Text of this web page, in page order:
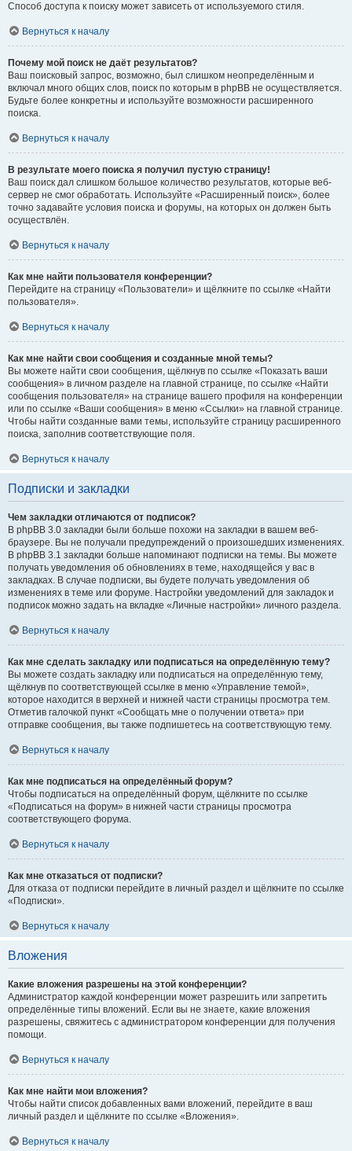
Способ доступа к поиску может зависеть от используемого стиля.
Вернуться к началу
Почему мой поиск не даёт результатов?
Ваш поисковый запрос, возможно, был слишком неопределённым и
включал много общих слов, поиск по которым в phpBB не осуществляется.
Будьте более конкретны и используйте возможности расширенного
поиска.
Вернуться к началу
В результате моего поиска я получил пустую страницу!
Ваш поиск дал слишком большое количество результатов, которые веб-
сервер не смог обработать. Используйте «Расширенный поиск», более
точно задавайте условия поиска и форумы, на которых он должен быть
осуществлён.
Вернуться к началу
Как мне найти пользователя конференции?
Перейдите на страницу «Пользователи» и щёлкните по ссылке «Найти
пользователя».
Вернуться к началу
Как мне найти свои сообщения и созданные мной темы?
Вы можете найти свои сообщения, щёлкнув по ссылке «Показать ваши
сообщения» в личном разделе на главной странице, по ссылке «Найти
сообщения пользователя» на странице вашего профиля на конференции
или по ссылке «Ваши сообщения» в меню «Ссылки» на главной странице.
Чтобы найти созданные вами темы, используйте страницу расширенного
поиска, заполнив соответствующие поля.
Вернуться к началу
Подписки и закладки
Чем закладки отличаются от подписок?
В phpBB 3.0 закладки были больше похожи на закладки в вашем веб-
браузере. Вы не получали предупреждений о произошедших изменениях.
В phpBB 3.1 закладки больше напоминают подписки на темы. Вы можете
получать уведомления об обновлениях в теме, находящейся у вас в
закладках. В случае подписки, вы будете получать уведомления об
изменениях в теме или форуме. Настройки уведомлений для закладок и
подписок можно задать на вкладке «Личные настройки» личного раздела.
Вернуться к началу
Как мне сделать закладку или подписаться на определённую тему?
Вы можете создать закладку или подписаться на определённую тему,
щёлкнув по соответствующей ссылке в меню «Управление темой»,
которое находится в верхней и нижней части страницы просмотра тем.
Отметив галочкой пункт «Сообщать мне о получении ответа» при
отправке сообщения, вы также подпишетесь на соответствующую тему.
Вернуться к началу
Как мне подписаться на определённый форум?
Чтобы подписаться на определённый форум, щёлкните по ссылке
«Подписаться на форум» в нижней части страницы просмотра
соответствующего форума.
Вернуться к началу
Как мне отказаться от подписки?
Для отказа от подписки перейдите в личный раздел и щёлкните по ссылке
«Подписки».
Вернуться к началу
Вложения
Какие вложения разрешены на этой конференции?
Администратор каждой конференции может разрешить или запретить
определённые типы вложений. Если вы не знаете, какие вложения
разрешены, свяжитесь с администратором конференции для получения
помощи.
Вернуться к началу
Как мне найти мои вложения?
Чтобы найти список добавленных вами вложений, перейдите в ваш
личный раздел и щёлкните по ссылке «Вложения».
Вернуться к началу